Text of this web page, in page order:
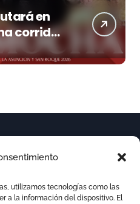
utilizamos tecnologías como las
a la información del dispositivo. El
en
corrida